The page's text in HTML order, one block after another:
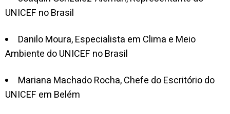
UNICEF no Brasil
Danilo Moura, Especialista em Clima e Meio
Ambiente do UNICEF no Brasil
Mariana Machado Rocha, Chefe do Escritório do
UNICEF em Belém